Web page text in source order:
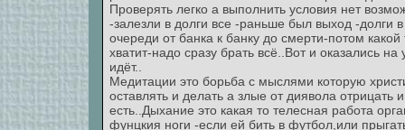
Проверять легко а выполнить условия нет
-залезли в долги все -раньше был выход -долги
очереди от банка к банку до смерти-потом
хватит-надо сразу брать всё..Вот и оказались
идёт..
Медитации это борьба с мыслями которую
оставлять и делать а злые от диявола
есть..Дыхание это какая то телесная работа
фунцкия ноги -если ей бить в футбол,или